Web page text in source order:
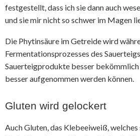
festgestellt, dass ich sie dann auch
und sie mir nicht so schwer im Magen
Die Phytinsäure im Getreide wird
Fermentationsprozesses des
Sauerteigprodukte besser
besser aufgenommen werden können.
Gluten wird gelockert
Auch Gluten, das Klebeeiweiß, welches